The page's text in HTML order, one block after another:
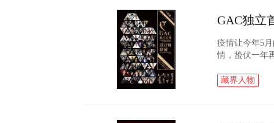
GAC独立
疫情让今年5
情，蛰伏一
磅来袭，赶快
藏界人物